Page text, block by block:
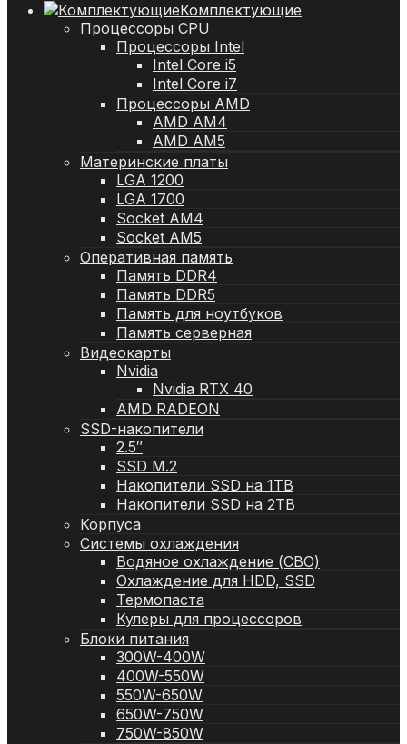
Комплектующие
Процессоры CPU
Процессоры Intel
Intel Core i5
Intel Core i7
Процессоры AMD
AMD AM4
AMD AM5
Материнские платы
LGA 1200
LGA 1700
Socket AM4
Socket AM5
Оперативная память
Память DDR4
Память DDR5
Память для ноутбуков
Память серверная
Видеокарты
Nvidia
Nvidia RTX 40
AMD RADEON
SSD-накопители
2.5″
SSD M.2
Накопители SSD на 1TB
Накопители SSD на 2TB
Корпуса
Системы охлаждения
Водяное охлаждение (СВО)
Охлаждение для HDD, SSD
Термопаста
Кулеры для процессоров
Блоки питания
300W-400W
400W-550W
550W-650W
650W-750W
750W-850W